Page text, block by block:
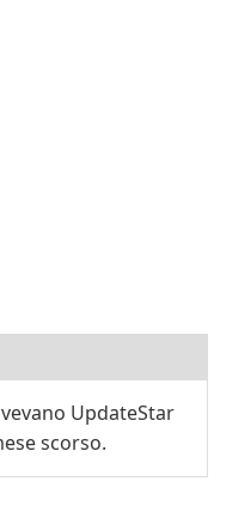
UpdateStar
scorso.